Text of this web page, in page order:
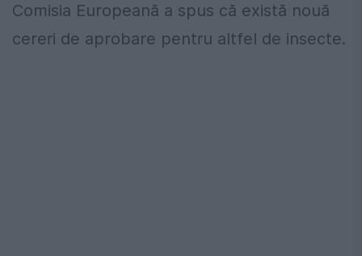
Comisia Europeană a spus că există nouă
cereri de aprobare pentru altfel de insecte.